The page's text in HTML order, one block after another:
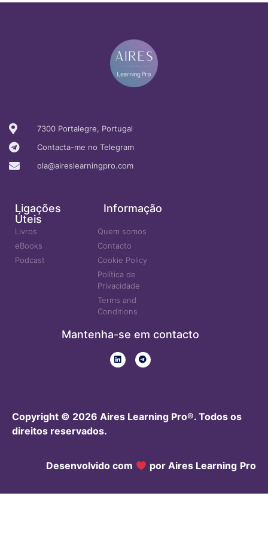
7300 Portalegre, Portugal
Contacta-me no Telegram
ola@aireslearningpro.com
Ligações
Úteis
Livros
eBooks
Podcast
Informação
Quem somos
Contacto
Cookie Policy
Política de
Privacidade
Terms and
Conditions
Mantenha-se em contacto
Copyright © 2026 Aires Learning Pro®. Todos os
direitos reservados.
Desenvolvido com por Aires Learning Pro